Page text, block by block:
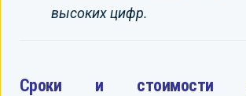
высоких цифр.
Сроки и стоимости